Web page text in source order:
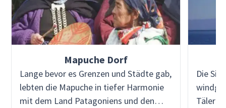
Mapuche Dorf
Lange bevor es Grenzen und Städte gab,
lebten die Mapuche in tiefer Harmonie
mit dem Land Patagoniens und den
Die
Täler